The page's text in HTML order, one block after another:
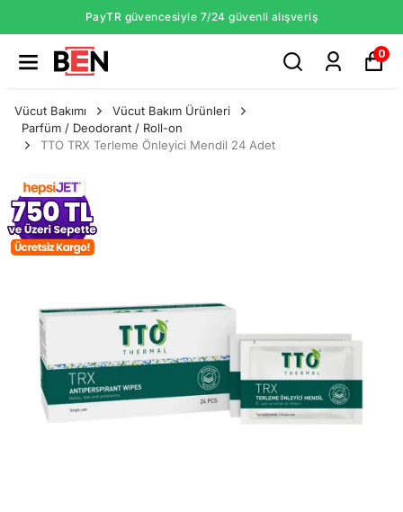
PayTR güvencesiyle 7/24 güvenli alışveriş
0
Vücut Bakımı
Vücut Bakım Ürünleri
Parfüm / Deodorant / Roll-on
TTO TRX Terleme Önleyici Mendil 24 Adet